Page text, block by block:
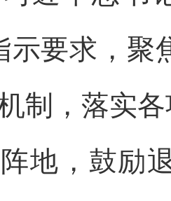
示要求，聚
制，落实
地，鼓励